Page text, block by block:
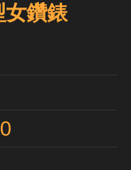
女鑽錶